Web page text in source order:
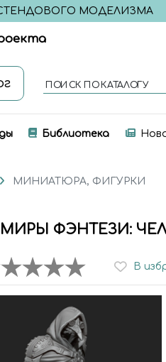
МОДЕЛИЗМА
ПОИСК ПО КАТАЛОГУ
Библиотека
МИНИАТЮРА, ФИГУРКИ
МИРЫ ФЭНТЕЗИ:
В